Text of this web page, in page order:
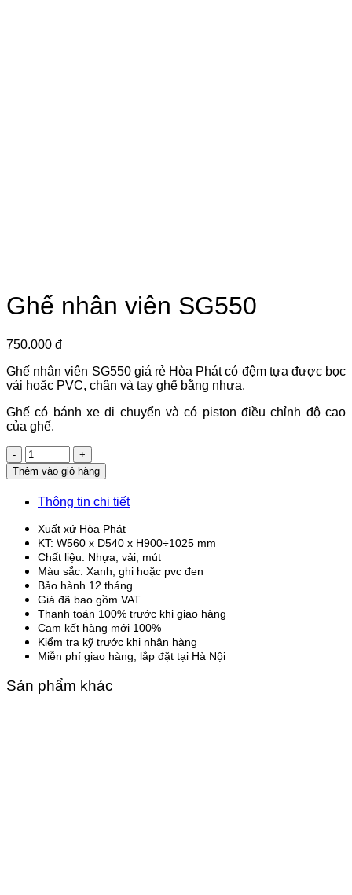
Ghế nhân viên SG550
750.000 đ
Ghế nhân viên SG550 giá rẻ Hòa Phát có đệm tựa được bọc
vải hoặc PVC, chân và tay ghế bằng nhựa.
Ghế có bánh xe di chuyển và có piston điều chỉnh độ cao
của ghế.
Số
lượng
Thêm vào giỏ hàng
Thông tin chi tiết
Xuất xứ Hòa Phát
KT: W560 x D540 x H900÷1025 mm
Chất liệu: Nhựa, vải, mút
Màu sắc: Xanh, ghi hoặc pvc đen
Bảo hành 12 tháng
Giá đã bao gồm VAT
Thanh toán 100% trước khi giao hàng
Cam kết hàng mới 100%
Kiểm tra kỹ trước khi nhận hàng
Miễn phí giao hàng, lắp đặt tại Hà Nội
Sản phẩm khác